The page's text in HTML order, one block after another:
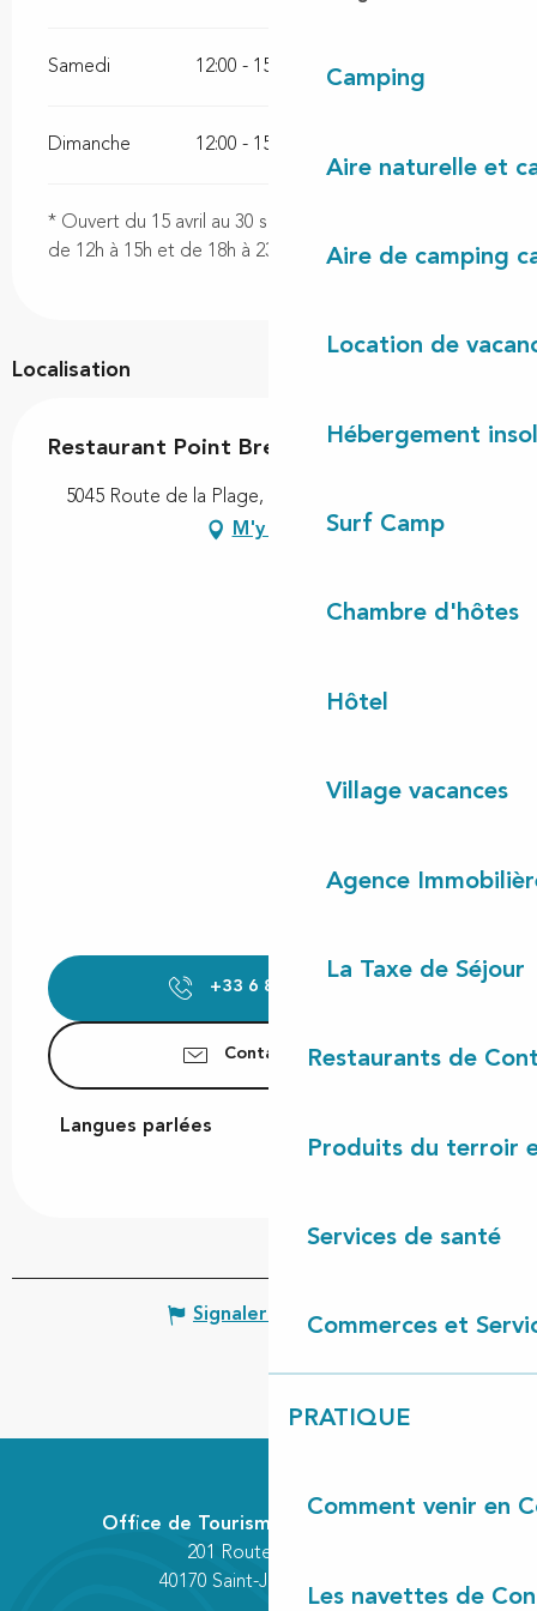
Camping
Aire naturelle et
Aire de camping
Location de
Hébergement
Surf Camp
Chambre d'hôtes
Hôtel
Village vacances
Agence
La Taxe de Séjour
Restaurants de
Produits du terroir
Services de santé
Commerces et
PRATIQUE
Comment venir en
Les navettes de
Samedi 12:00 - 15:00 18:00 - 23:00
Dimanche 12:00 - 15:00
* Ouvert du 15 avril au 30 septembre, tous les jours
de 12h à 15h et de 18h à 23h
Localisation
Restaurant Point Break
5045 Route de la Plage, 40560 Vielle-Saint-Girons
M'y rendre
+33 6 88 76 92
Contactez-nous
Langues parlées
Langues parlées
Signaler une erreur
Office de Tourisme Communautaire
201 Route des Lacs
40170 Saint-Julien-en-Born